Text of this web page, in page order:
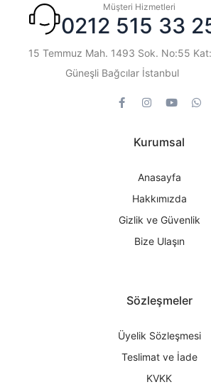
Müşteri Hizmetleri
0212 515 33
15 Temmuz Mah. 1493 Sok. No:55
Güneşli Bağcılar İstanbul
Kurumsal
Anasayfa
Hakkımızda
Gizlik ve Güvenlik
Bize Ulaşın
Sözleşmeler
Üyelik Sözleşmesi
Teslimat ve İade
KVKK